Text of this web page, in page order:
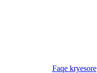
Faqe kryesore